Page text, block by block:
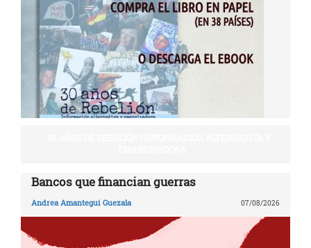
Bancos que financian guerras
Andrea Amantegui Guezala 07/08/2026